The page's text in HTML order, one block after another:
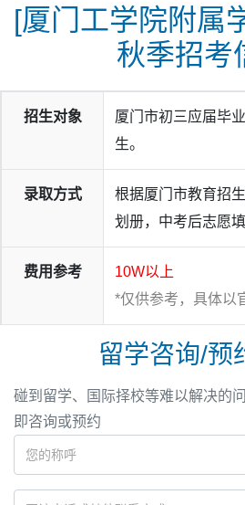
[厦门工学院附属
秋季招考
招生对象
厦门市初三应届毕
生。
录取方式
根据厦门市教育招
划册，中考后志愿填
费用参考
10W以上
*仅供参考，具体以
留学咨询/预
碰到留学、国际择校等难以解决的
即咨询或预约